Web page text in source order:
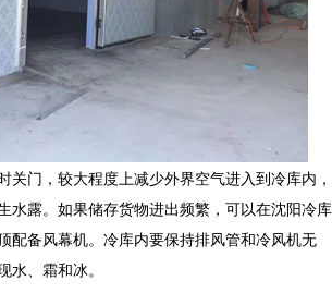
关门，较大程度上减少外界空气进入到冷库内，
水露。如果储存货物进出频繁，可以在沈阳冷库
配备风幕机。冷库内要保持排风管和冷风机无
、霜和冰。